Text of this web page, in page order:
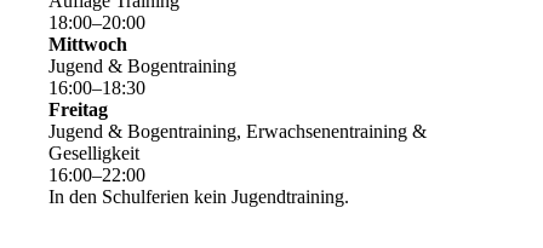
18:00–20:00
Mittwoch
Jugend & Bogentraining
16:00–18:30
Freitag
Jugend & Bogentraining, Erwachsenentraining &
Geselligkeit
16:00–22:00
In den Schulferien kein Jugendtraining.